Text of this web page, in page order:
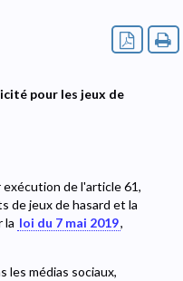
pour les jeux de
de l'article 61,
de jeux de hasard et la
la loi du 7 mai 2019,
les médias sociaux,